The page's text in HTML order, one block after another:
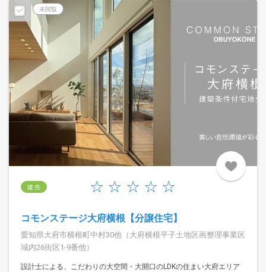
未閲覧
建 売
コモンステージ大府横根【分譲住宅】
愛知県大府市横根町中村30他（大府横根平子土地区画整理事業区
域内26街区1-9番他）
設計士による、こだわりの大空間・大開口のLDKの住まい大府エリア